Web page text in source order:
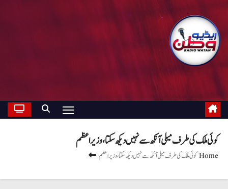
کوئی ملک کی طرف میلی آنکھ سے نہیں دیکھ سکتا، وزیر اعظم
Homeکوئی ملک کی طرف میلی آنکھ سے نہیں دیکھ سکتا، وزیر اعظم